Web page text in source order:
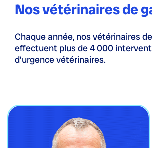
Nos vétérinaires de
Chaque année, nos vétérinaires
effectuent plus de 4 000
d'urgence vétérinaires.